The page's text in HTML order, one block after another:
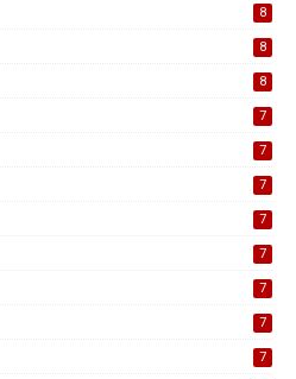
8
8
8
7
7
7
7
7
7
7
7